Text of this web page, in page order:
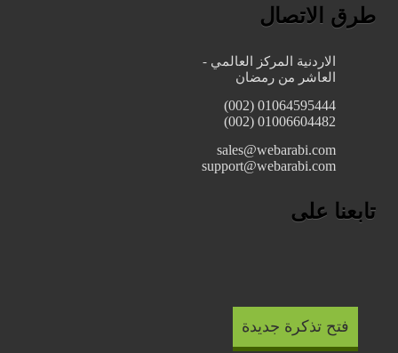
طرق الاتصال
الاردنية المركز العالمي -
العاشر من رمضان
01064595444 (002)
01006604482 (002)
sales@webarabi.com
support@webarabi.com
تابعنا على
فتح تذكرة جديدة